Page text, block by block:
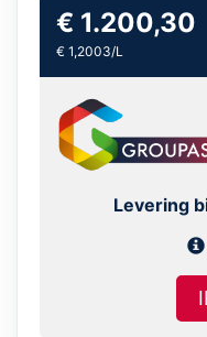
€ 1.200,30
€ 1,2003/L
Levering